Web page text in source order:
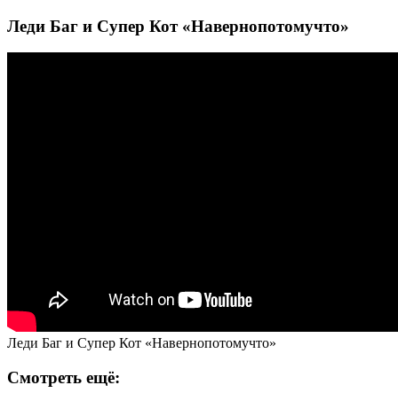
Леди Баг и Супер Кот «Навернопотомучто»
Леди Баг и Супер Кот «Навернопотомучто»
Смотреть ещё: